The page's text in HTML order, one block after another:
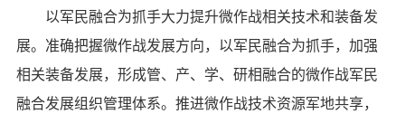
以军民融合为抓手大力提升微作战相关技术和装备发
展。准确把握微作战发展方向，以军民融合为抓手，加强
相关装备发展，形成管、产、学、研相融合的微作战军民
融合发展组织管理体系。推进微作战技术资源军地共享，